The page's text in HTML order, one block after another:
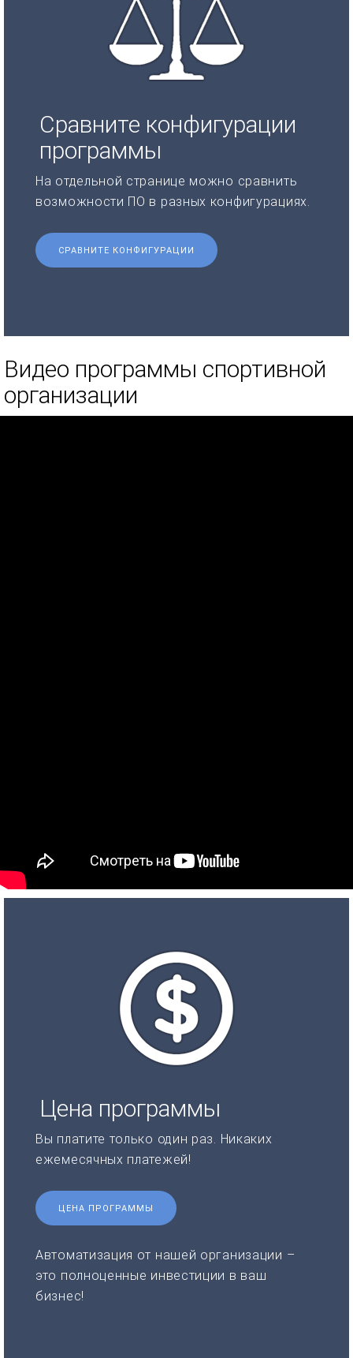
Сравните конфигурации
программы
На отдельной странице можно сравнить
возможности ПО в разных конфигурациях.
СРАВНИТЕ КОНФИГУРАЦИИ
Видео программы спортивной
организации
Цена программы
Вы платите только один раз. Никаких
ежемесячных платежей!
ЦЕНА ПРОГРАММЫ
Автоматизация от нашей организации –
это полноценные инвестиции в ваш
бизнес!